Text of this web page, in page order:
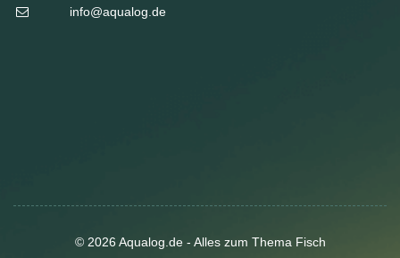
info@aqualog.de
© 2026 Aqualog.de - Alles zum Thema Fisch